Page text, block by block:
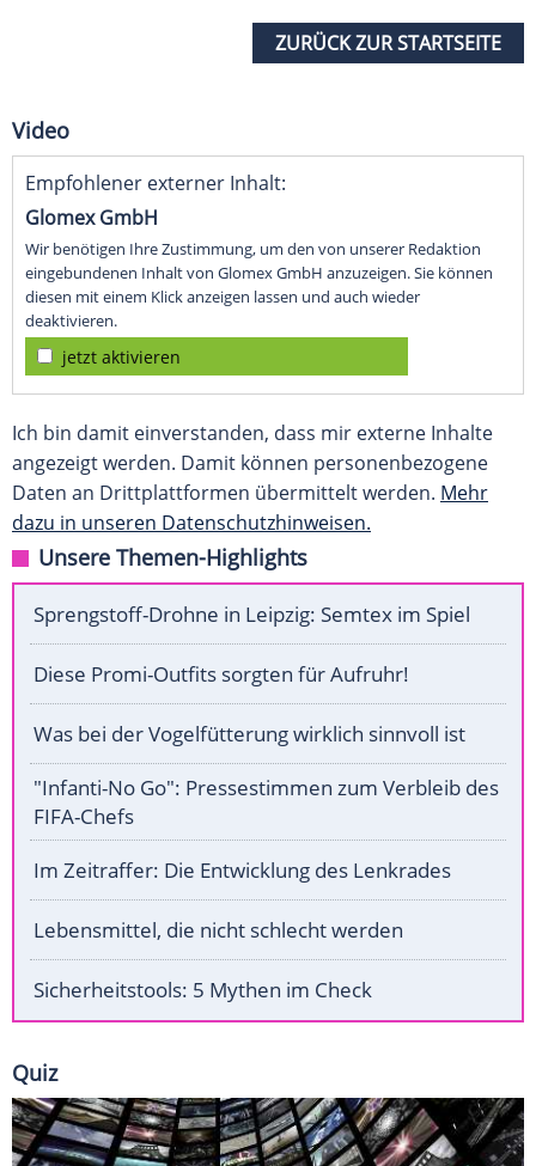
ZURÜCK ZUR STARTSEITE
Video
Empfohlener externer Inhalt:
Glomex GmbH
Wir benötigen Ihre Zustimmung, um den von unserer Redaktion
eingebundenen Inhalt von Glomex GmbH anzuzeigen. Sie können
diesen mit einem Klick anzeigen lassen und auch wieder
deaktivieren.
jetzt aktivieren
Ich bin damit einverstanden, dass mir externe Inhalte
angezeigt werden. Damit können personenbezogene
Daten an Drittplattformen übermittelt werden. Mehr
dazu in unseren Datenschutzhinweisen.
Unsere Themen-Highlights
Sprengstoff-Drohne in Leipzig: Semtex im Spiel
Diese Promi-Outfits sorgten für Aufruhr!
Was bei der Vogelfütterung wirklich sinnvoll ist
"Infanti-No Go": Pressestimmen zum Verbleib des
FIFA-Chefs
Im Zeitraffer: Die Entwicklung des Lenkrades
Lebensmittel, die nicht schlecht werden
Sicherheitstools: 5 Mythen im Check
Quiz